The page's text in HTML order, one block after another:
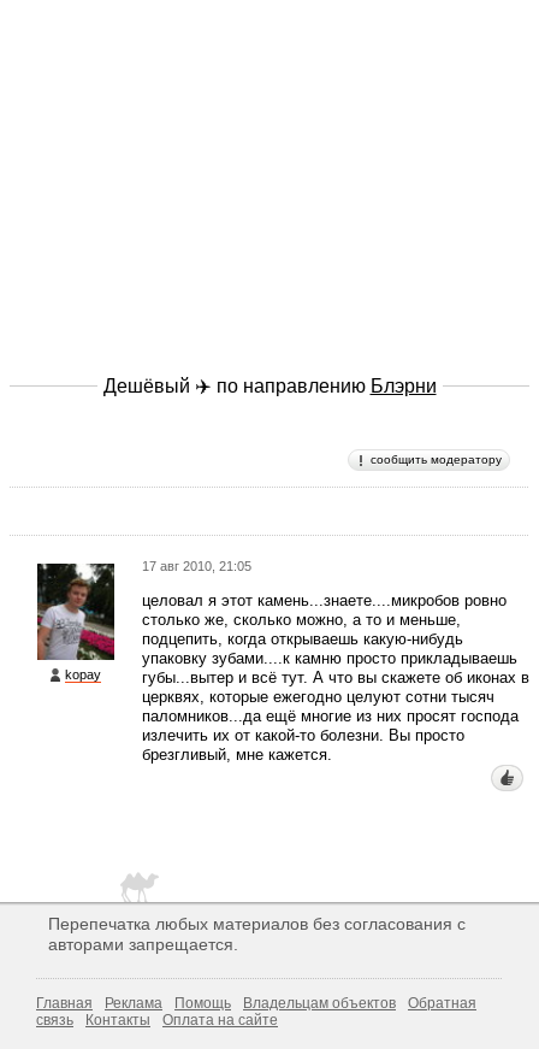
Дешёвый ✈️ по направлению Блэрни
сообщить модератору
kopay
17 авг 2010, 21:05
целовал я этот камень...знаете....микробов ровно
столько же, сколько можно, а то и меньше,
подцепить, когда открываешь какую-нибудь
упаковку зубами....к камню просто прикладываешь
губы...вытер и всё тут. А что вы скажете об иконах в
церквях, которые ежегодно целуют сотни тысяч
паломников...да ещё многие из них просят господа
излечить их от какой-то болезни. Вы просто
брезгливый, мне кажется.
Перепечатка любых материалов без согласования с
авторами запрещается.
Главная Реклама Помощь Владельцам объектов
Обратная
связь
Контакты Оплата на сайте